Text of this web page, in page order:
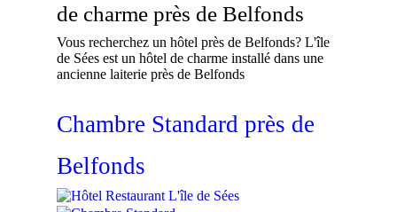
de charme près de Belfonds
Vous recherchez un hôtel près de Belfonds? L'île
de Sées est un hôtel de charme installé dans une
ancienne laiterie près de Belfonds
Chambre Standard près de
Belfonds